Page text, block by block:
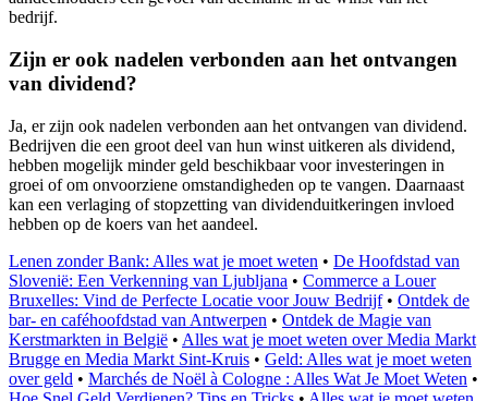
bedrijf.
Zijn er ook nadelen verbonden aan het ontvangen
van dividend?
Ja, er zijn ook nadelen verbonden aan het ontvangen van dividend.
Bedrijven die een groot deel van hun winst uitkeren als dividend,
hebben mogelijk minder geld beschikbaar voor investeringen in
groei of om onvoorziene omstandigheden op te vangen. Daarnaast
kan een verlaging of stopzetting van dividenduitkeringen invloed
hebben op de koers van het aandeel.
Lenen zonder Bank: Alles wat je moet weten • De Hoofdstad van
Slovenië: Een Verkenning van Ljubljana • Commerce a Louer
Bruxelles: Vind de Perfecte Locatie voor Jouw Bedrijf• Ontdek de
bar- en caféhoofdstad van Antwerpen • Ontdek de Magie van
Kerstmarkten in België • Alles wat je moet weten over Media Markt
Brugge en Media Markt Sint-Kruis • Geld: Alles wat je moet weten
over geld • Marchés de Noël à Cologne : Alles Wat Je Moet Weten •